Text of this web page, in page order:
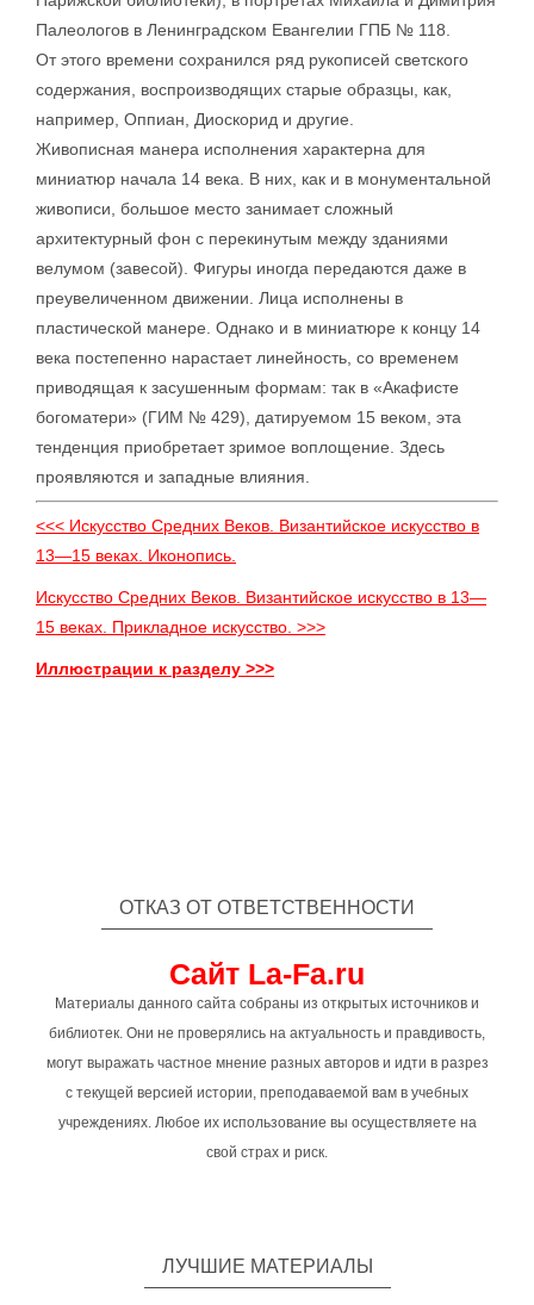
Палеологов в Ленинградском Евангелии ГПБ № 118.
От этого времени сохранился ряд рукописей светского
содержания, воспроизводящих старые образцы, как,
например, Оппиан, Диоскорид и другие.
Живописная манера исполнения характерна для
миниатюр начала 14 века. В них, как и в монументальной
живописи, большое место занимает сложный
архитектурный фон с перекинутым между зданиями
велумом (завесой). Фигуры иногда передаются даже в
преувеличенном движении. Лица исполнены в
пластической манере. Однако и в миниатюре к концу 14
века постепенно нарастает линейность, со временем
приводящая к засушенным формам: так в «Акафисте
богоматери» (ГИМ № 429), датируемом 15 веком, эта
тенденция приобретает зримое воплощение. Здесь
проявляются и западные влияния.
<<< Искусство Средних Веков. Византийское искусство в
13—15 веках. Иконопись.
Искусство Средних Веков. Византийское искусство в 13—
15 веках. Прикладное искусство. >>>
Иллюстрации к разделу >>>
ОТКАЗ ОТ ОТВЕТСТВЕННОСТИ
Сайт La-Fa.ru
Материалы данного сайта собраны из открытых источников и
библиотек. Они не проверялись на актуальность и правдивость,
могут выражать частное мнение разных авторов и идти в разрез
с текущей версией истории, преподаваемой вам в учебных
учреждениях. Любое их использование вы осуществляете на
свой страх и риск.
ЛУЧШИЕ МАТЕРИАЛЫ